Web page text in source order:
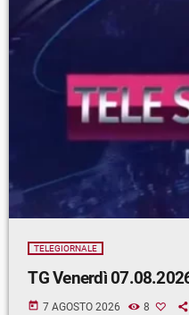
TELEGIORNALE
TG Venerdì
today 7 AGOSTO 2026 8